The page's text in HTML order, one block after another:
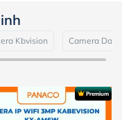
Kbvision Camera
Premium